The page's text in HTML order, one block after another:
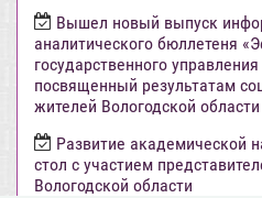
Вышел новый выпуск
аналитического бюллетеня
государственного
посвященный результатам
жителей Вологодской
Развитие академической
стол с участием
Вологодской области